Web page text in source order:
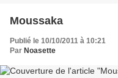
Moussaka
Publié le 10/10/2011 à 10:21
Par Noasette